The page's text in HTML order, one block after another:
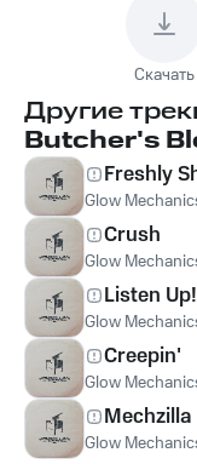
Скачать
Другие
Butcher's
Freshly
Glow
Crush
Glow
Listen Up!
Glow
Creepin'
Glow
Mechzilla
Glow